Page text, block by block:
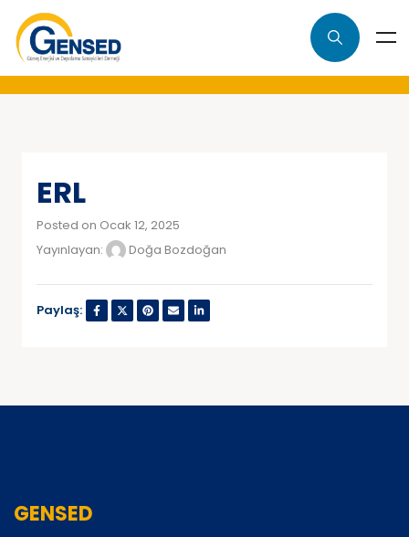
ERL
Posted on Ocak 12, 2025
Yayınlayan:
Doğa Bozdoğan
Paylaş:
GENSED